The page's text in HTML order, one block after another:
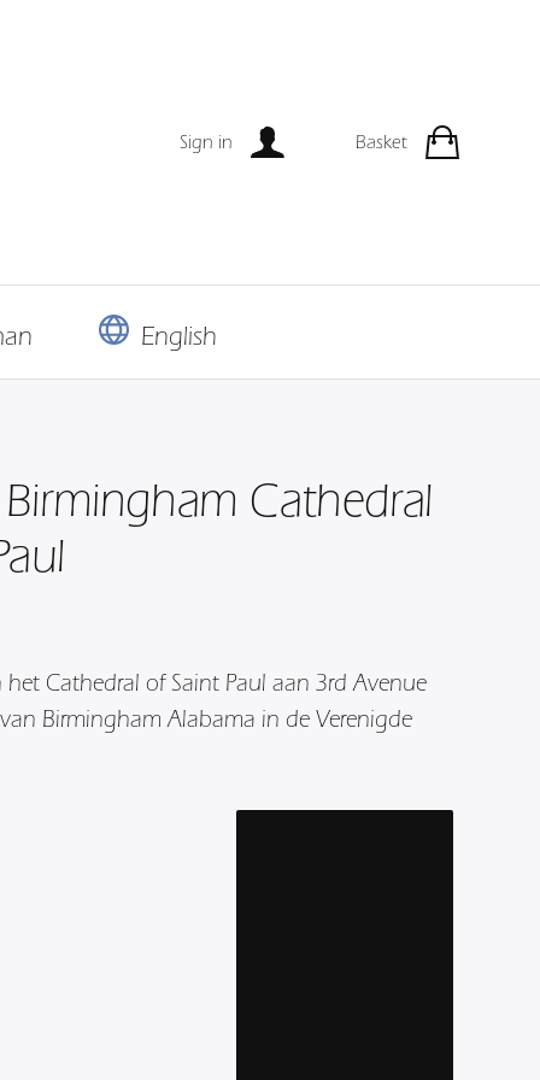
Sign in Basket
English
Cathedral
Cathedral of Saint Paul aan 3rd Avenue
Birmingham Alabama in de Verenigde